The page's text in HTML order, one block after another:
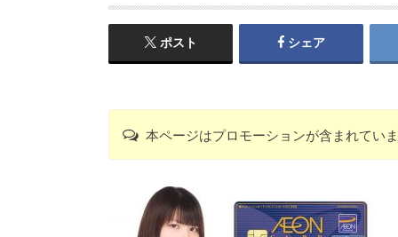
ポスト シェア
本ページはプロモーションが含まれてい